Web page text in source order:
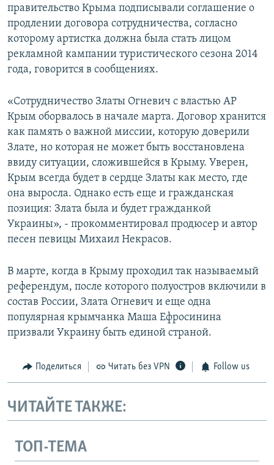
правительство Крыма подписывали соглашение о
продлении договора сотрудничества, согласно
которому артистка должна была стать лицом
рекламной кампании туристического сезона 2014
года, говорится в сообщениях.
«Сотрудничество Златы Огневич с властью АР
Крым оборвалось в начале марта. Договор хранится
как память о важной миссии, которую доверили
Злате, но которая не может быть восстановлена
ввиду ситуации, сложившейся в Крыму. Уверен,
Крым всегда будет в сердце Златы как место, где
она выросла. Однако есть еще и гражданская
позиция: Злата была и будет гражданкой
Украины», - прокомментировал продюсер и автор
песен певицы Михаил Некрасов.
В марте, когда в Крыму проходил так называемый
референдум, после которого полуостров включили в
состав России, Злата Огневич и еще одна
популярная крымчанка Маша Ефросинина
призвали Украину быть единой страной.
Поделиться Читать без VPN Follow us
ЧИТАЙТЕ ТАКЖЕ:
ТОП-ТЕМА